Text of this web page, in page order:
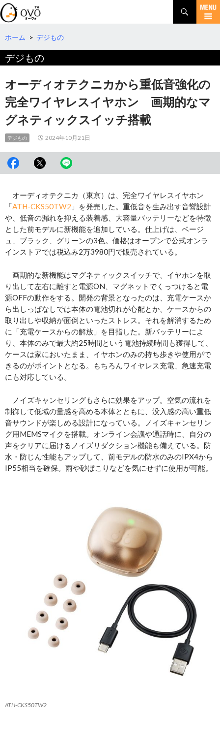
検
索
コ
テ
ツ
へ
動
ホーム > デジもの
デジもの
オーディオテクニカから重低音強化の
完全ワイヤレスイヤホン 画期的なマ
グネティックスイッチ搭載
デジもの 2024年10月21日
オーディオテクニカ（東京）は、完全ワイヤレスイヤホン
「ATH-CKS50TW2 」を発売した。重低音を生み出す音響設計
や、低音の漏れを抑える装着感、大容量バッテリーなどを特徴
とした前モデルに新機能を追加している。仕上げは、ベージ
ュ、ブラック、グリーンの3色。価格はオープンで公式オンラ
インストアでは税込み2万3980円で販売されている。
画期的な新機能はマグネティックスイッチで、イヤホンを取
り出して左右に離すと電源ON、マグネットでくっつけると電
源OFFの動作をする。開発の背景となったのは、充電ケースか
ら出しっぱなしでは本体の電池切れが心配とか、ケースからの
取り出しや収納が面倒といったストレス。それを解消するため
に「充電ケースからの解放」を目指した。新バッテリーによ
り、本体のみで最大約25時間という電池持続時間も獲得して、
ケースは家においたまま、イヤホンのみの持ち歩きや使用がで
きるのがポイントとなる。もちろんワイヤレス充電、急速充電
にも対応している。
ノイズキャンセリングもさらに効果をアップ。空気の流れを
制御して低域の量感を高める本体とともに、没入感の高い重低
音サウンドが楽しめる設計になっている。ノイズキャンセリン
グ用MEMSマイクを搭載。オンライン会議や通話時に、自分の
声をクリアに届けるノイズリダクション機能も備えている。防
水・防じん性能もアップして、前モデルの防水のみのIPX4から
IP55相当を確保。雨や砂ぼこりなどを気にせずに使用が可能。
ATH-CKS50TW2